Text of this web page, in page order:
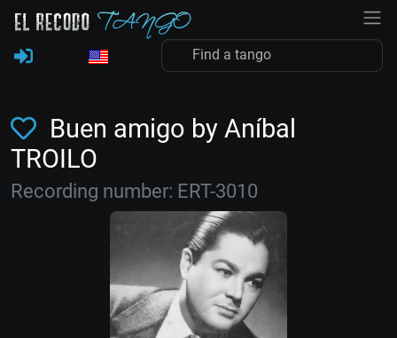
Buen amigo by Aníbal
TROILO
Recording number: ERT-3010